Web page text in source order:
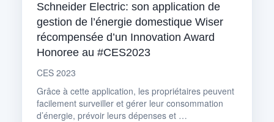
Schneider Electric: son application de
gestion de l’énergie domestique Wiser
récompensée d’un Innovation Award
Honoree au #CES2023
CES 2023
Grâce à cette application, les propriétaires peuvent
facilement surveiller et gérer leur consommation
d’énergie, prévoir leurs dépenses et …